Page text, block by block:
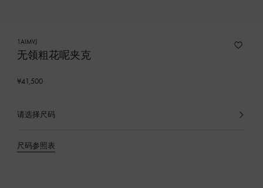
1AIMVJ
无领粗花呢夹克
¥41,500
请选择尺码
已
品
尺码参照表